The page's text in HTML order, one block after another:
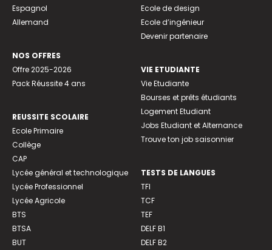
Espagnol
Allemand
NOS OFFRES
Offre 2025-2026
Pack Réussite 4 ans
REUSSITE SCOLAIRE
Ecole Primaire
Collège
CAP
Lycée général et technologique
Lycée Professionnel
Lycée Agricole
BTS
BTSA
BUT
Ecole de design
Ecole d’ingénieur
Devenir partenaire
VIE ETUDIANTE
Vie Etudiante
Bourses et prêts étudiants
Logement Etudiant
Jobs Etudiant et Alternance
Trouve ton job saisonnier
TESTS DE LANGUES
TFI
TCF
TEF
DELF B1
DELF B2